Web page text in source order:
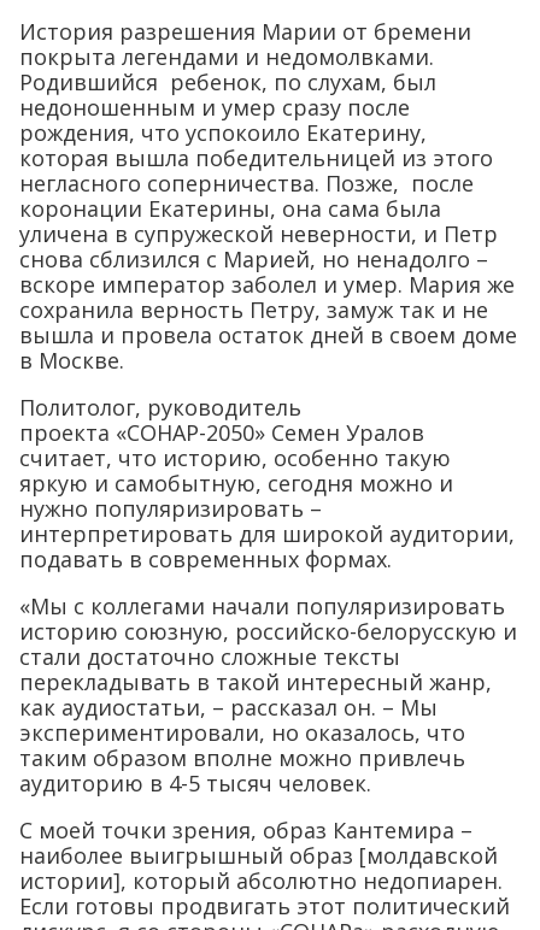
История разрешения Марии от бремени
покрыта легендами и недомолвками.
Родившийся ребенок, по слухам, был
недоношенным и умер сразу после
рождения, что успокоило Екатерину,
которая вышла победительницей из этого
негласного соперничества. Позже, после
коронации Екатерины, она сама была
уличена в супружеской неверности, и Петр
снова сблизился с Марией, но ненадолго –
вскоре император заболел и умер. Мария же
сохранила верность Петру, замуж так и не
вышла и провела остаток дней в своем доме
в Москве.
Политолог, руководитель
проекта «СОНАР-2050» Семен Уралов
считает, что историю, особенно такую
яркую и самобытную, сегодня можно и
нужно популяризировать –
интерпретировать для широкой аудитории,
подавать в современных формах.
«Мы с коллегами начали популяризировать
историю союзную, российско-белорусскую и
стали достаточно сложные тексты
перекладывать в такой интересный жанр,
как аудиостатьи, – рассказал он. – Мы
экспериментировали, но оказалось, что
таким образом вполне можно привлечь
аудиторию в 4-5 тысяч человек.
С моей точки зрения, образ Кантемира –
наиболее выигрышный образ [молдавской
истории], который абсолютно недопиарен.
Если готовы продвигать этот политический